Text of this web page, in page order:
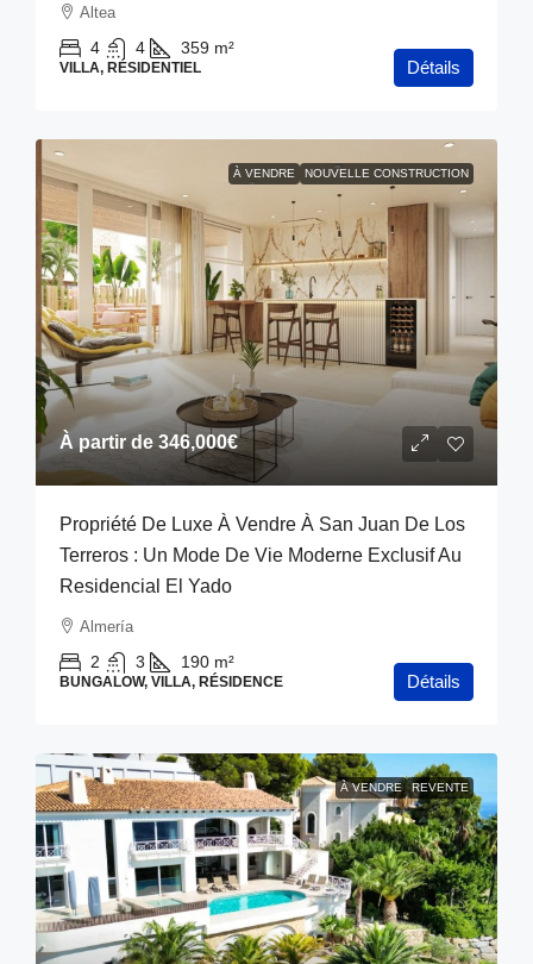
Altea
4 4 359 m²
VILLA, RÉSIDENTIEL Détails
À VENDRE NOUVELLE CONSTRUCTION
À partir de 346,000€
Propriété De Luxe À Vendre À San Juan De Los
Terreros : Un Mode De Vie Moderne Exclusif Au
Residencial El Yado
Almería
2 3 190 m²
BUNGALOW, VILLA, RÉSIDENCE Détails
À VENDRE REVENTE